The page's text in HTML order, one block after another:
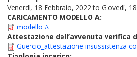
Venerdì, 18 Febbraio, 2022to Giovedì,
CARICAMENTO MODELLO A:
modello A
Attestazione dell’avvenuta verifica
Guercio_attestazione insussistenza